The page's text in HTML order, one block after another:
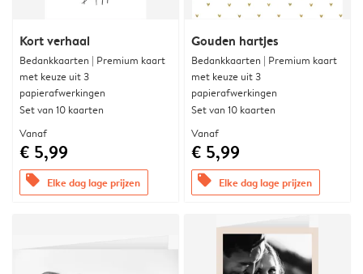
Kort verhaal
Bedankkaarten | Premium kaart
met keuze uit 3
papierafwerkingen
Set van 10 kaarten
Vanaf
€ 5,99
offers Elke dag lage prijzen
Gouden hartjes
Bedankkaarten | Premium kaart
met keuze uit 3
papierafwerkingen
Set van 10 kaarten
Vanaf
€ 5,99
offers Elke dag lage prijzen